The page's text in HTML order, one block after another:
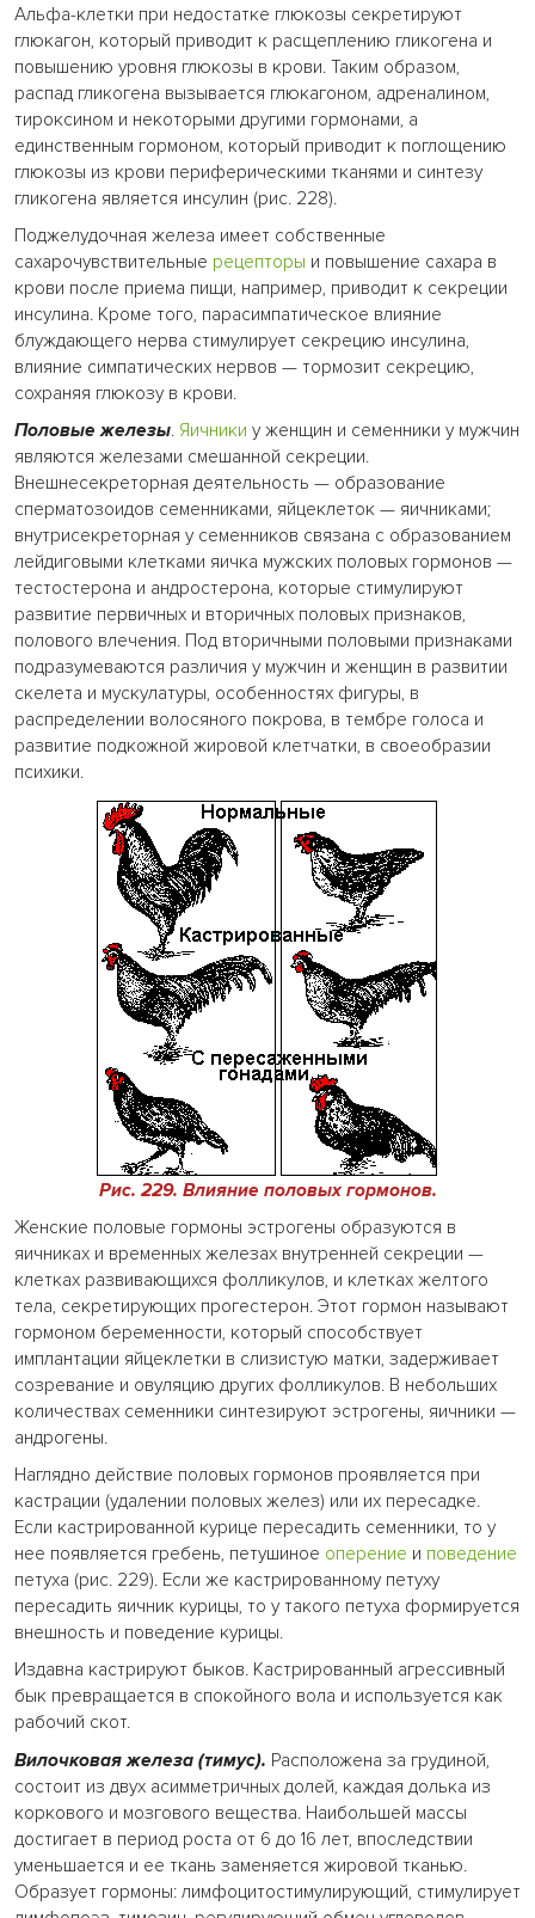
Альфа-клетки при недостатке глюкозы секретируют
глюкагон, который приводит к расщеплению гликогена и
повышению уровня глюкозы в крови. Таким образом,
распад гликогена вызывается глюкагоном, адреналином,
тироксином и некоторыми другими гормонами, а
единственным гормоном, который приводит к поглощению
глюкозы из крови периферическими тканями и синтезу
гликогена является инсулин (рис. 228).
Поджелудочная железа имеет собственные
сахарочувствительные рецепторы и повышение сахара в
крови после приема пищи, например, приводит к секреции
инсулина. Кроме того, парасимпатическое влияние
блуждающего нерва стимулирует секрецию инсулина,
влияние симпатических нервов — тормозит секрецию,
сохраняя глюкозу в крови.
Половые железы. Яичники у женщин и семенники у мужчин
являются железами смешанной секреции.
Внешнесекреторная деятельность — образование
сперматозоидов семенниками, яйцеклеток — яичниками;
внутрисекреторная у семенников связана с образованием
лейдиговыми клетками яичка мужских половых гормонов —
тестостерона и андростерона, которые стимулируют
развитие первичных и вторичных половых признаков,
полового влечения. Под вторичными половыми признаками
подразумеваются различия у мужчин и женщин в развитии
скелета и мускулатуры, особенностях фигуры, в
распределении волосяного покрова, в тембре голоса и
развитие подкожной жировой клетчатки, в своеобразии
психики.
Рис. 229. Влияние половых гормонов.
Женские половые гормоны эстрогены образуются в
яичниках и временных железах внутренней секреции —
клетках развивающихся фолликулов, и клетках желтого
тела, секретирующих прогестерон. Этот гормон называют
гормоном беременности, который способствует
имплантации яйцеклетки в слизистую матки, задерживает
созревание и овуляцию других фолликулов. В небольших
количествах семенники синтезируют эстрогены, яичники —
андрогены.
Наглядно действие половых гормонов проявляется при
кастрации (удалении половых желез) или их пересадке.
Если кастрированной курице пересадить семенники, то у
нее появляется гребень, петушиное оперение и поведение
петуха (рис. 229). Если же кастрированному петуху
пересадить яичник курицы, то у такого петуха формируется
внешность и поведение курицы.
Издавна кастрируют быков. Кастрированный агрессивный
бык превращается в спокойного вола и используется как
рабочий скот.
Вилочковая железа (тимус). Расположена за грудиной,
состоит из двух асимметричных долей, каждая долька из
коркового и мозгового вещества. Наибольшей массы
достигает в период роста от 6 до 16 лет, впоследствии
уменьшается и ее ткань заменяется жировой тканью.
Образует гормоны: лимфоцитостимулирующий, стимулирует